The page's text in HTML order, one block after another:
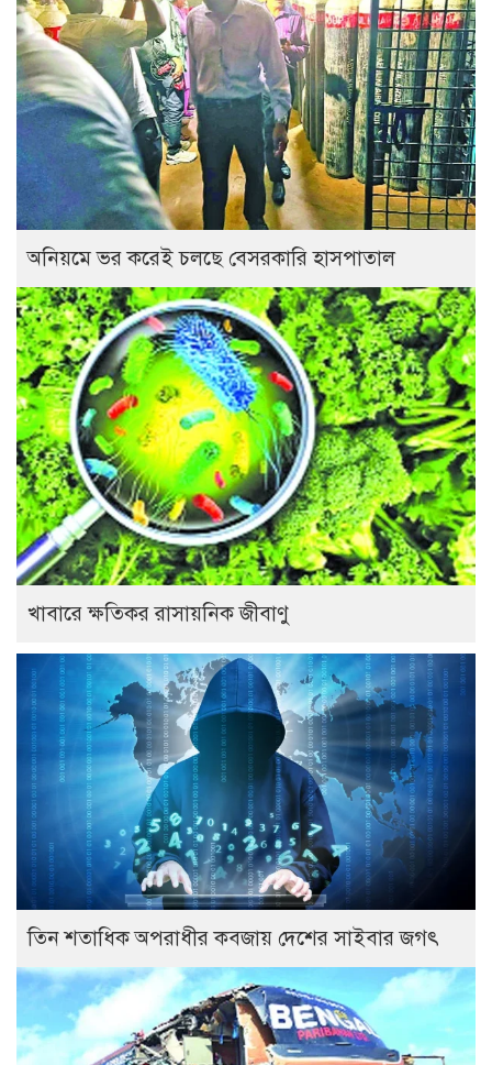
অনিয়মে ভর করেই চলছে বেসরকারি হাসপাতাল
খাবারে ক্ষতিকর রাসায়নিক জীবাণু
তিন শতাধিক অপরাধীর কবজায় দেশের সাইবার জগৎ